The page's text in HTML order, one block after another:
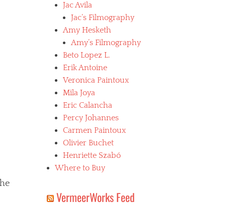
Jac Avila
Jac’s Filmography
Amy Hesketh
Amy’s Filmography
Beto Lopez L.
Erik Antoine
Veronica Paintoux
Mila Joya
Eric Calancha
Percy Johannes
Carmen Paintoux
Olivier Buchet
Henriette Szabó
Where to Buy
VermeerWorks Feed